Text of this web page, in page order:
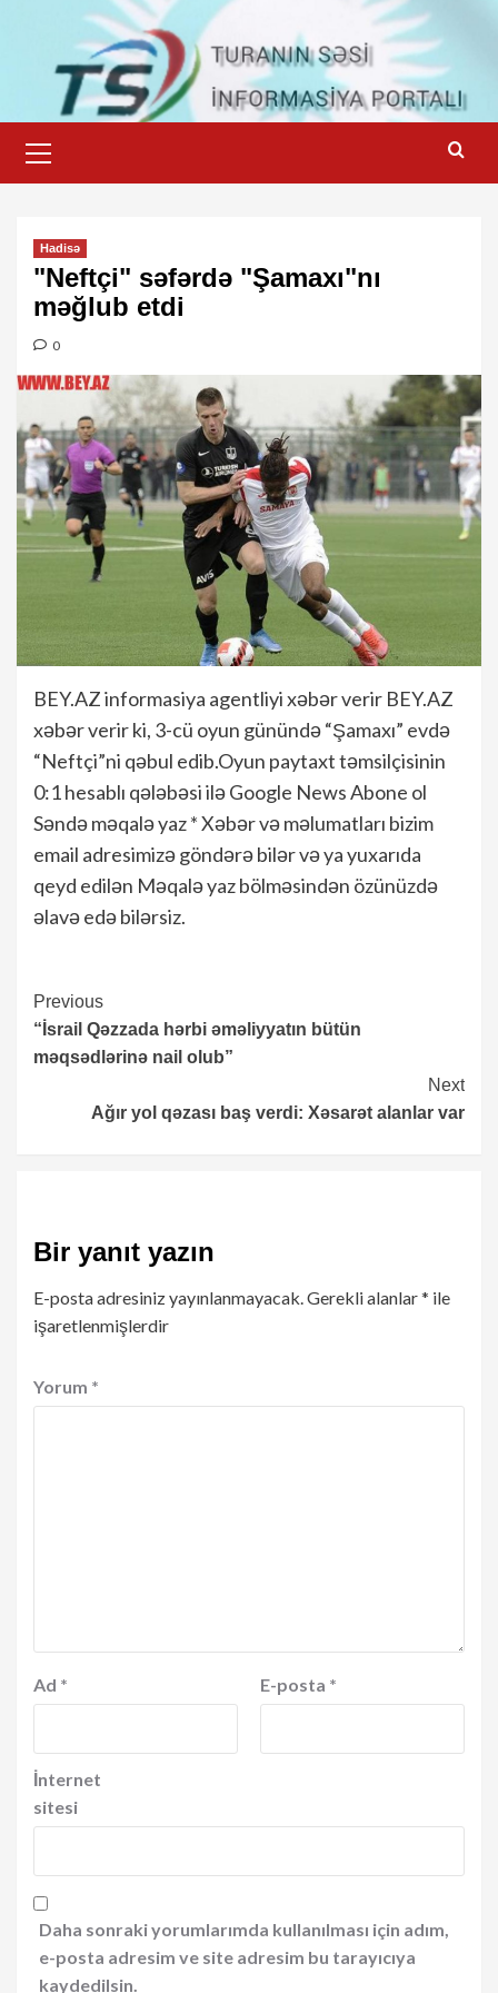
content
Menu
Hadisə
"Neftçi" səfərdə "Şamaxı"nı
məğlub etdi
0
BEY.AZ informasiya agentliyi xəbər verir BEY.AZ
xəbər verir ki, 3-cü oyun günündə “Şamaxı” evdə
“Neftçi”ni qəbul edib.Oyun paytaxt təmsilçisinin
0:1 hesablı qələbəsi ilə Google News Abone ol
Səndə məqalə yaz * Xəbər və məlumatları bizim
email adresimizə göndərə bilər və ya yuxarıda
qeyd edilən Məqalə yaz bölməsindən özünüzdə
əlavə edə bilərsiz.
Continue
Reading
Previous
“İsrail Qəzzada hərbi əməliyyatın bütün
məqsədlərinə nail olub”
Next
Ağır yol qəzası baş verdi: Xəsarət alanlar var
Bir yanıt yazın
E-posta adresiniz yayınlanmayacak. Gerekli alanlar* ile
işaretlenmişlerdir
Yorum *
Ad * E-posta *
İnternet
sitesi
Daha sonraki yorumlarımda kullanılması için adım,
e-posta adresim ve site adresim bu tarayıcıya
kaydedilsin.